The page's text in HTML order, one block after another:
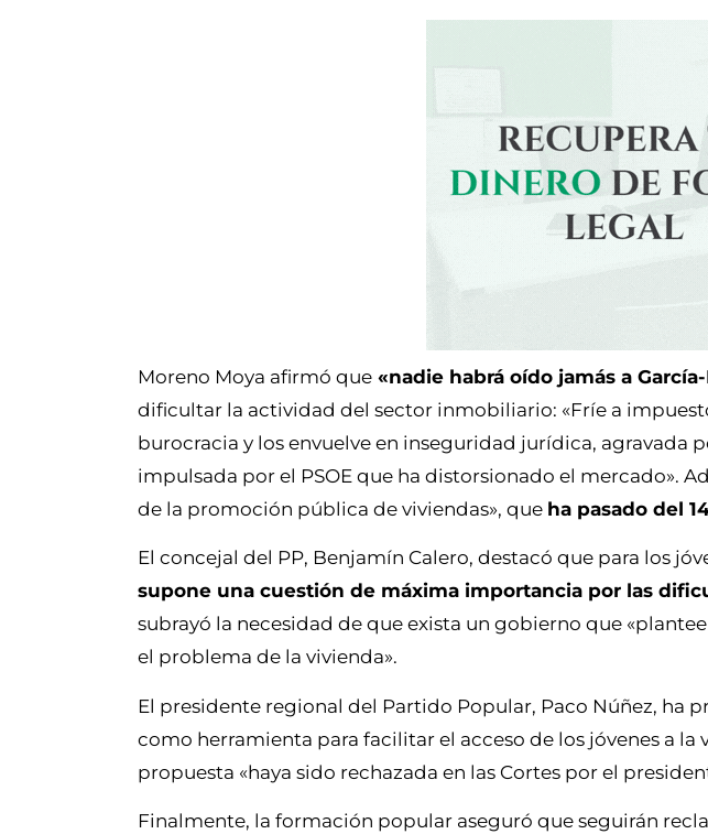
Moreno Moya afirmó que «nadie habrá oído jamás a
dificultar la actividad del sector inmobiliario: «Fríe a
burocracia y los envuelve en inseguridad jurídica, agravada
impulsada por el PSOE que ha distorsionado el mercado».
de la promoción pública de viviendas», que ha pasado del
El concejal del PP, Benjamín Calero, destacó que para los
supone una cuestión de máxima importancia por las
subrayó la necesidad de que exista un gobierno que
el problema de la vivienda».
El presidente regional del Partido Popular, Paco Núñez, ha
como herramienta para facilitar el acceso de los jóvenes a
propuesta «haya sido rechazada en las Cortes por el
Finalmente, la formación popular aseguró que seguirán